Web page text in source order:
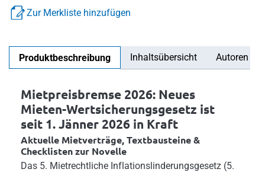
Zur Merkliste hinzufügen
Produktbeschreibung Inhaltsübersicht Autoren
Mietpreisbremse 2026: Neues
Mieten-Wertsicherungsgesetz ist
seit 1. Jänner 2026 in Kraft
Aktuelle Mietverträge, Textbausteine &
Checklisten zur Novelle
Das 5. Mietrechtliche Inflationslinderungsgesetz (5.